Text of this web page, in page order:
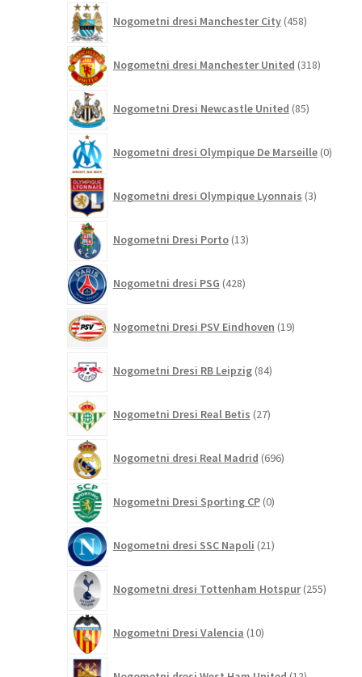
Nogometni dresi Manchester City 458izdelkov
Nogometni dresi Manchester United 318izdelkov
Nogometni Dresi Newcastle United 85izdelkov
Nogometni dresi Olympique De Marseille 0
Nogometni dresi Olympique Lyonnais 3izdelki
Nogometni Dresi Porto 13izdelkov
Nogometni dresi PSG 428izdelkov
Nogometni Dresi PSV Eindhoven 19izdelkov
Nogometni Dresi RB Leipzig 84izdelkov
Nogometni Dresi Real Betis 27izdelkov
Nogometni dresi Real Madrid 696izdelkov
Nogometni Dresi Sporting CP 0izdelkov
Nogometni dresi SSC Napoli 21izdelkov
Nogometni dresi Tottenham Hotspur 255
Nogometni Dresi Valencia 10izdelkov